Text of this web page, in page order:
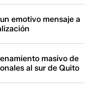
emotivo mensaje a
masivo de
al sur de Quito